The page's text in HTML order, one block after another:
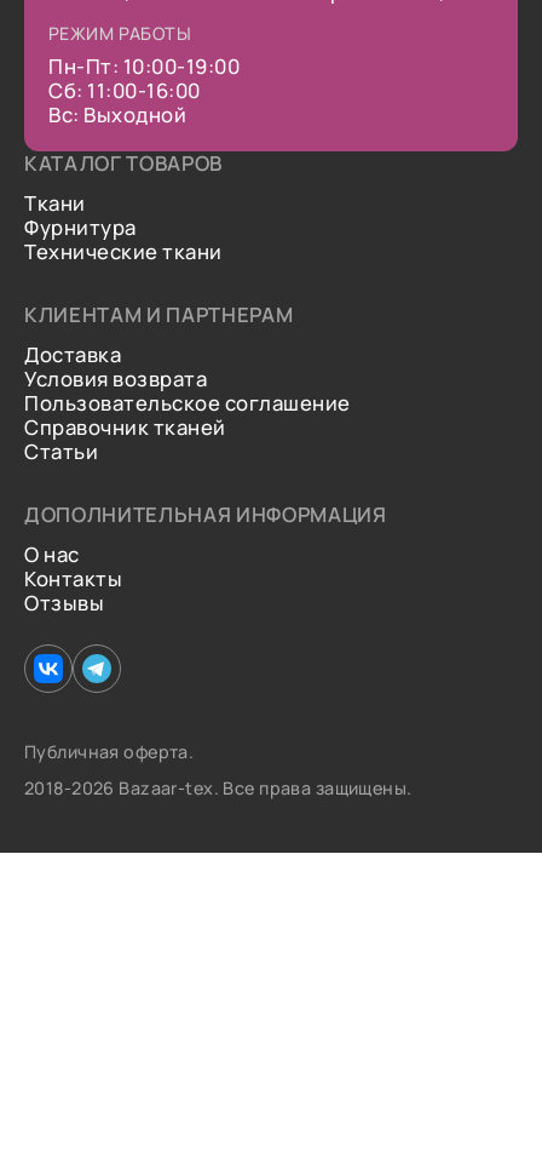
РЕЖИМ РАБОТЫ
Пн-Пт: 10:00-19:00
Сб: 11:00-16:00
Вс: Выходной
КАТАЛОГ ТОВАРОВ
Ткани
Фурнитура
Технические ткани
КЛИЕНТАМ И ПАРТНЕРАМ
Доставка
Условия возврата
Пользовательское соглашение
Справочник тканей
Статьи
ДОПОЛНИТЕЛЬНАЯ ИНФОРМАЦИЯ
О нас
Контакты
Отзывы
Публичная оферта.
2018-2026 Bazaar-tex. Все права защищены.